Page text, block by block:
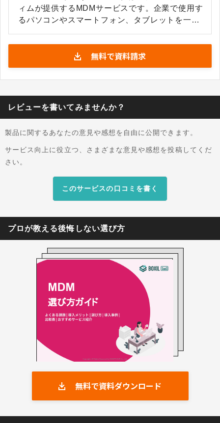
ィムが提供するMDMサービスです。企業で使用す
るパソコンやスマートフォン、タブレットを一括
リティ強化を支援します。 OPTiM Bizには数多く
の機能が搭載されており、業務中の私用利用を防
ぐために不要なWebサイトやモバイルアプリを制
限したり、必要なアプリ配布や設定変更をまとめ
ような機能により、端末紛失時の機密情報の保護
や管理負担の軽減といったメリットが生まれま
無料で資料請求
レビューを書いてみませんか？
製品に関するあなたの意見や感想を自由に公開できます。
サービス向上に役立つ、さまざまな意見や感想を投稿してくだ
さい。
このサービスの口コミを書く
プロが教える後悔しない選び方
無料で資料ダウンロード